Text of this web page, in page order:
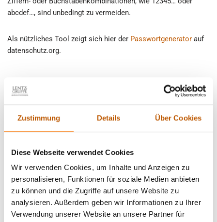
Zustimmung Details Über Cookies
Diese Webseite verwendet Cookies
Wir verwenden Cookies, um Inhalte und Anzeigen zu
personalisieren, Funktionen für soziale Medien anbieten
zu können und die Zugriffe auf unsere Website zu
analysieren. Außerdem geben wir Informationen zu Ihrer
Verwendung unserer Website an unsere Partner für
abcdef…, sind unbedingt zu vermeiden.
Als nützliches Tool zeigt sich hier der Passwortgenerator auf
datenschutz.org.
Über die Autorin: Shannon Schreuder